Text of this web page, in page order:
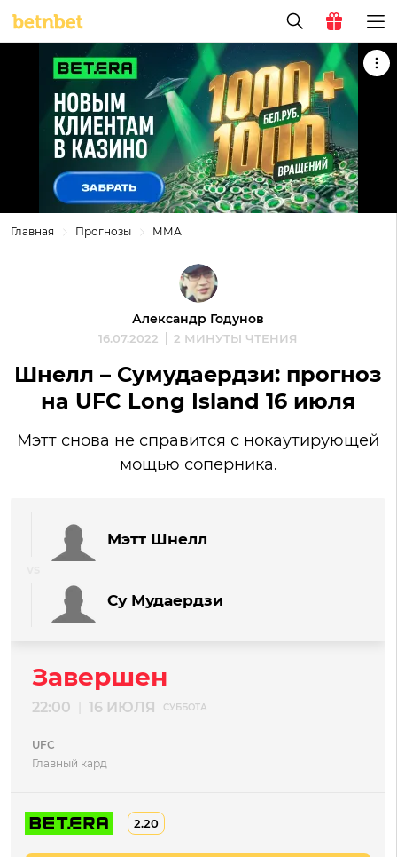
Главная Прогнозы ММА
Александр Годунов
16.07.2022 2 МИНУТЫ ЧТЕНИЯ
Шнелл – Сумудаердзи: прогноз
на UFC Long Island 16 июля
Мэтт снова не справится с нокаутирующей
мощью соперника.
Мэтт Шнелл
Су Мудаердзи
Завершен
22:00 16 ИЮЛЯ СУББОТА
UFC
Главный кард
2.20